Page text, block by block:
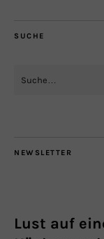
SUCHE
NEWSLETTER
Lust auf